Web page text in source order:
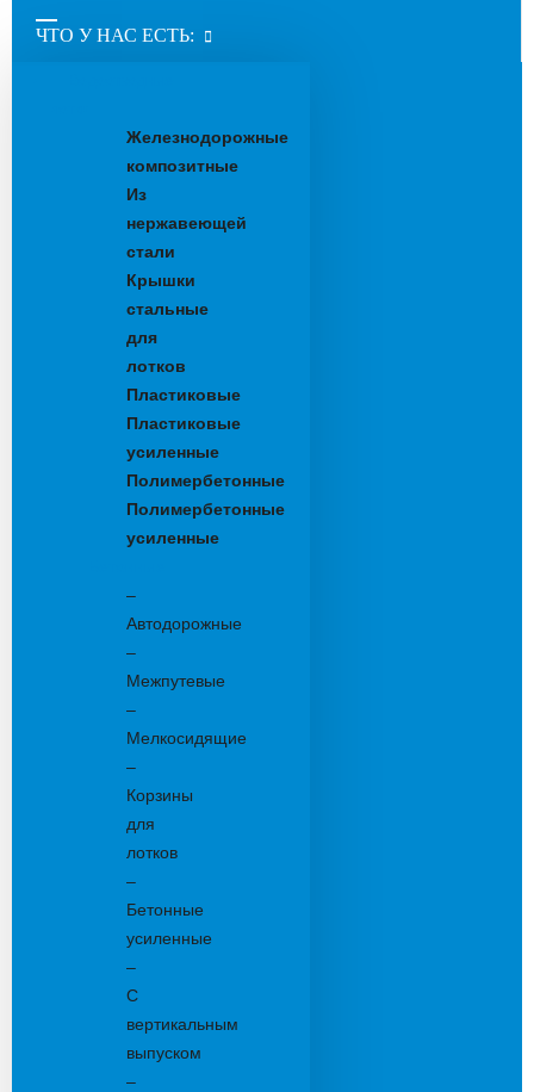
ЧТО У НАС ЕСТЬ:
Железнодорожные
композитные
Из
нержавеющей
стали
Крышки
стальные
для
лотков
Пластиковые
Пластиковые
усиленные
Полимербетонные
Полимербетонные
усиленные
–
Автодорожные
–
Межпутевые
–
Мелкосидящие
–
Корзины
для
лотков
–
Бетонные
усиленные
–
С
вертикальным
выпуском
–